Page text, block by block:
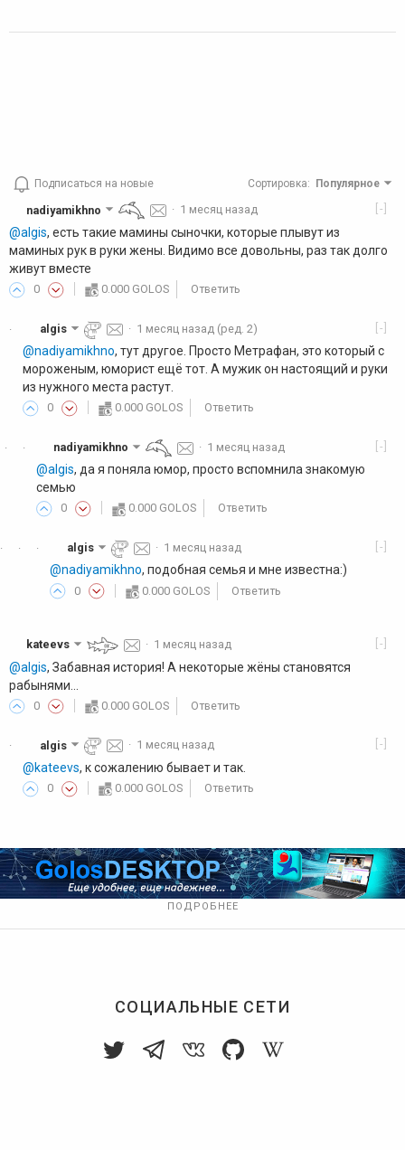
Подписаться на новые Сортировка: Популярное
[-]
nadiyamikhno · 1 месяц назад
@algis, есть такие мамины сыночки, которые плывут из
маминых рук в руки жены. Видимо все довольны, раз так долго
живут вместе
0 0.000 GOLOS Ответить
· [-]
algis · 1 месяц назад (ред. 2)
@nadiyamikhno, тут другое. Просто Метрафан, это который с
мороженым, юморист ещё тот. А мужик он настоящий и руки
из нужного места растут.
0 0.000 GOLOS Ответить
·
· [-]
nadiyamikhno · 1 месяц назад
@algis, да я поняла юмор, просто вспомнила знакомую
семью
0 0.000 GOLOS Ответить
·
·
· [-]
algis · 1 месяц назад
@nadiyamikhno, подобная семья и мне известна:)
0 0.000 GOLOS Ответить
[-]
kateevs · 1 месяц назад
@algis, Забавная история! А некоторые жёны становятся
рабынями...
0 0.000 GOLOS Ответить
· [-]
algis · 1 месяц назад
@kateevs, к сожалению бывает и так.
0 0.000 GOLOS Ответить
ПОДРОБНЕЕ
СОЦИАЛЬНЫЕ СЕТИ